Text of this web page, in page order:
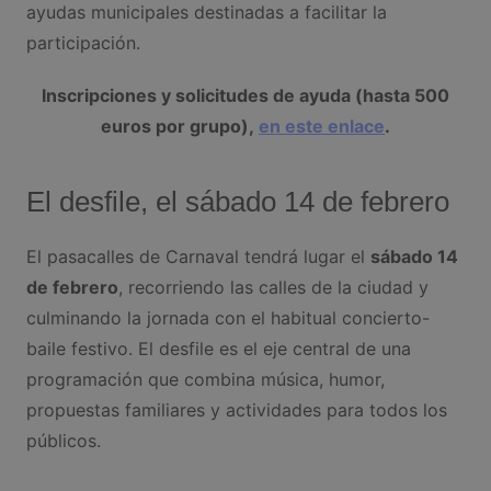
ayudas municipales destinadas a facilitar la
participación.
Inscripciones y solicitudes de ayuda (hasta 500
euros por grupo), en este enlace.
El desfile, el sábado 14 de febrero
El pasacalles de Carnaval tendrá lugar el sábado 14
de febrero, recorriendo las calles de la ciudad y
culminando la jornada con el habitual concierto-
baile festivo. El desfile es el eje central de una
programación que combina música, humor,
propuestas familiares y actividades para todos los
públicos.